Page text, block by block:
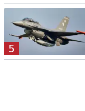
5